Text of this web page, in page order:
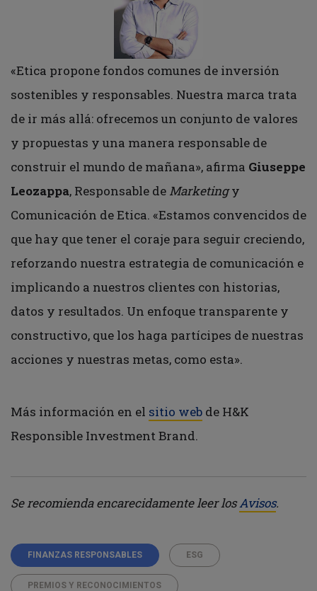
«Etica propone fondos comunes de inversión
sostenibles y responsables. Nuestra marca trata
de ir más allá: ofrecemos un conjunto de valores
y propuestas y una manera responsable de
construir el mundo de mañana», afirma Giuseppe
Leozappa, Responsable de Marketingy
Comunicación de Etica. «Estamos convencidos de
que hay que tener el coraje para seguir creciendo,
reforzando nuestra estrategia de comunicación e
implicando a nuestros clientes con historias,
datos y resultados. Un enfoque transparente y
constructivo, que los haga partícipes de nuestras
acciones y nuestras metas, como esta».
Más información en el sitio web de H&K
Responsible Investment Brand.
Se recomienda encarecidamente leer losAvisos.
FINANZAS RESPONSABLES ESG
PREMIOS Y RECONOCIMIENTOS